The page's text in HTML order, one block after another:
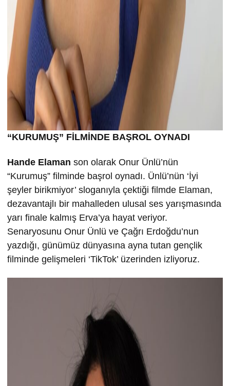
“KURUMUŞ” FİLMİNDE BAŞROL OYNADI
Hande Elaman son olarak Onur Ünlü’nün
“Kurumuş” filminde başrol oynadı. Ünlü’nün ‘İyi
şeyler birikmiyor’ sloganıyla çektiği filmde Elaman,
dezavantajlı bir mahalleden ulusal ses yarışmasında
yarı finale kalmış Erva’ya hayat veriyor.
Senaryosunu Onur Ünlü ve Çağrı Erdoğdu’nun
yazdığı, günümüz dünyasına ayna tutan gençlik
filminde gelişmeleri ‘TikTok’ üzerinden izliyoruz.